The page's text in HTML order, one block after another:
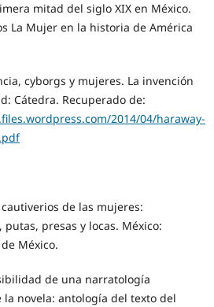
mitad del siglo XIX en México.
La Mujer en la historia de América
cyborgs y mujeres. La invención
Cátedra. Recuperado de:
2014/04/haraway-
de las mujeres:
presas y locas. México:
México.
de una narratología
la novela: antología del texto del